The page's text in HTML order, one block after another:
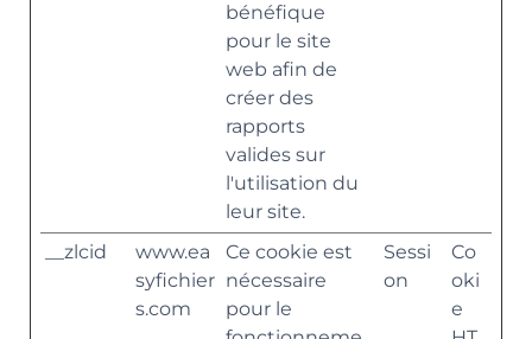
bénéfique
pour le site
web afin de
créer des
rapports
valides sur
l'utilisation du
leur site.
__zlcid
www.ea
syfichier
s.com
Ce cookie est
nécessaire
pour le
Sessi
on
Co
oki
e